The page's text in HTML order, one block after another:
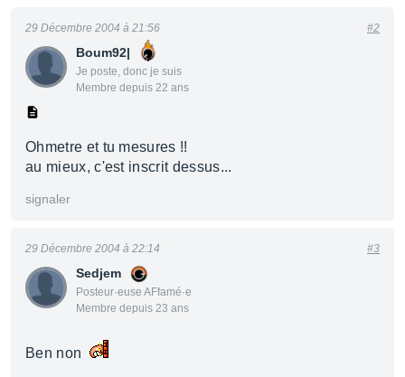
Boum92|
Je poste, donc je suis
Membre depuis 22 ans
29 Décembre 2004 à 21:56 #2
Ohmetre et tu mesures !!
au mieux, c'est inscrit dessus...
signaler
Sedjem
Posteur·euse AFfamé·e
Membre depuis 23 ans
29 Décembre 2004 à 22:14 #3
Ben non